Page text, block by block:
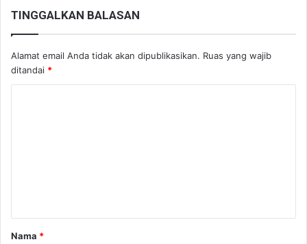
TINGGALKAN BALASAN
Alamat email Anda tidak akan dipublikasikan. Ruas yang wajib
ditandai *
a
r
Nama *